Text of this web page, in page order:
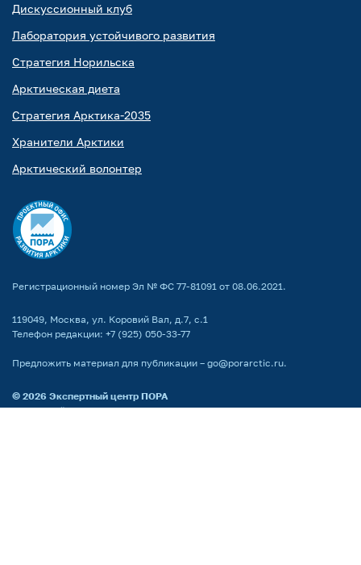
Дискуссионный клуб
Лаборатория устойчивого развития
Стратегия Норильска
Арктическая диета
Стратегия Арктика-2035
Хранители Арктики
Арктический волонтер
Регистрационный номер Эл № ФС 77-81091 от 08.06.2021.
119049, Москва, ул. Коровий Вал, д.7, с.1
Телефон редакции: +7 (925) 050-33-77
Предложить материал для публикации – go@porarctic.ru.
© 2026 Экспертный центр ПОРА
Проектный офис развития Арктики создан для поддержки проектов